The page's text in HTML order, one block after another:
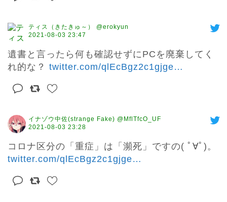
ティス（きたきゅ～） @erokyun
2021-08-03 23:47
遺書と言ったら何も確認せずにPCを廃棄してく
れ的な？ twitter.com/qlEcBgz2c1gjge…
イナゾウ中佐(strange Fake) @MflTfcO_UF
2021-08-03 23:28
twitter.com/qlEcBgz2c1gjge…